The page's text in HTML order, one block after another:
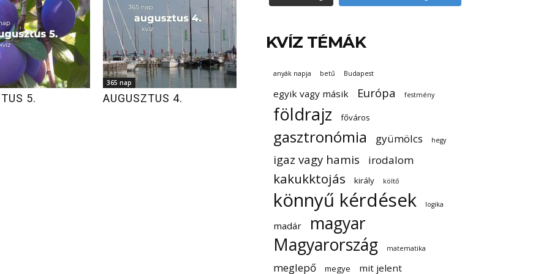
5.
365 nap
AUGUSZTUS 4.
KVÍZ TÉMÁK
anyák napja betű Budapest
egyik vagy másik Európa festmény
földrajz főváros
gasztronómia gyümölcs hegy
igaz vagy hamis irodalom
kakukktojás király költő
könnyű kérdések logika
madár
magyar
Magyarország
matematika
meglepő megye mit jelent